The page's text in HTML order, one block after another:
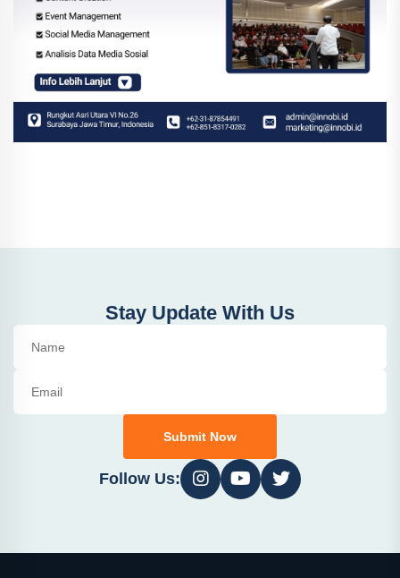
Stay Update With Us
Submit Now
Follow Us: